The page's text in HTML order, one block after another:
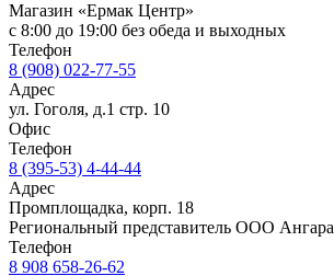
Магазин «Ермак Центр»
с 8:00 до 19:00 без обеда и выходных
Телефон
8 (908) 022-77-55
Адрес
ул. Гоголя, д.1 стр. 10
Офис
Телефон
8 (395-53) 4-44-44
Адрес
Промплощадка, корп. 18
Региональный представитель ООО Ангара
Телефон
8 908 658-26-62